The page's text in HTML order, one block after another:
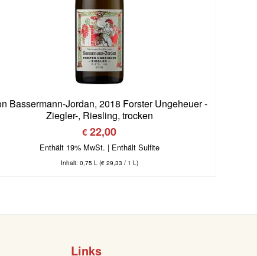
Bassermann-Jordan, 2018 Forster Ungeheuer -
Ziegler-, Riesling, trocken
€ 22,00
Enthält 19% MwSt.
Inhalt: 0,75 L (€29,33 / 1 L)
Links